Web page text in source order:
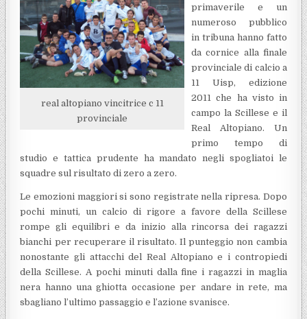
real altopiano vincitrice c 11
provinciale
primaverile e un
numeroso pubblico
in tribuna hanno fatto
da cornice alla finale
provinciale di calcio a
11 Uisp, edizione
2011 che ha visto in
campo la Scillese e il
Real Altopiano. Un
primo tempo di
studio e tattica prudente ha mandato negli spogliatoi le
squadre sul risultato di zero a zero.
Le emozioni maggiori si sono registrate nella ripresa. Dopo
pochi minuti, un calcio di rigore a favore della Scillese
rompe gli equilibri e da inizio alla rincorsa dei ragazzi
bianchi per recuperare il risultato. Il punteggio non cambia
nonostante gli attacchi del Real Altopiano e i contropiedi
della Scillese. A pochi minuti dalla fine i ragazzi in maglia
nera hanno una ghiotta occasione per andare in rete, ma
sbagliano l’ultimo passaggio e l’azione svanisce.